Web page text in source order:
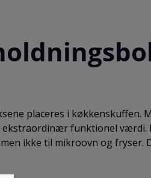
placeres i køkkenskuffen.
funktionel værdi.
ikke til mikroovn og fryser.